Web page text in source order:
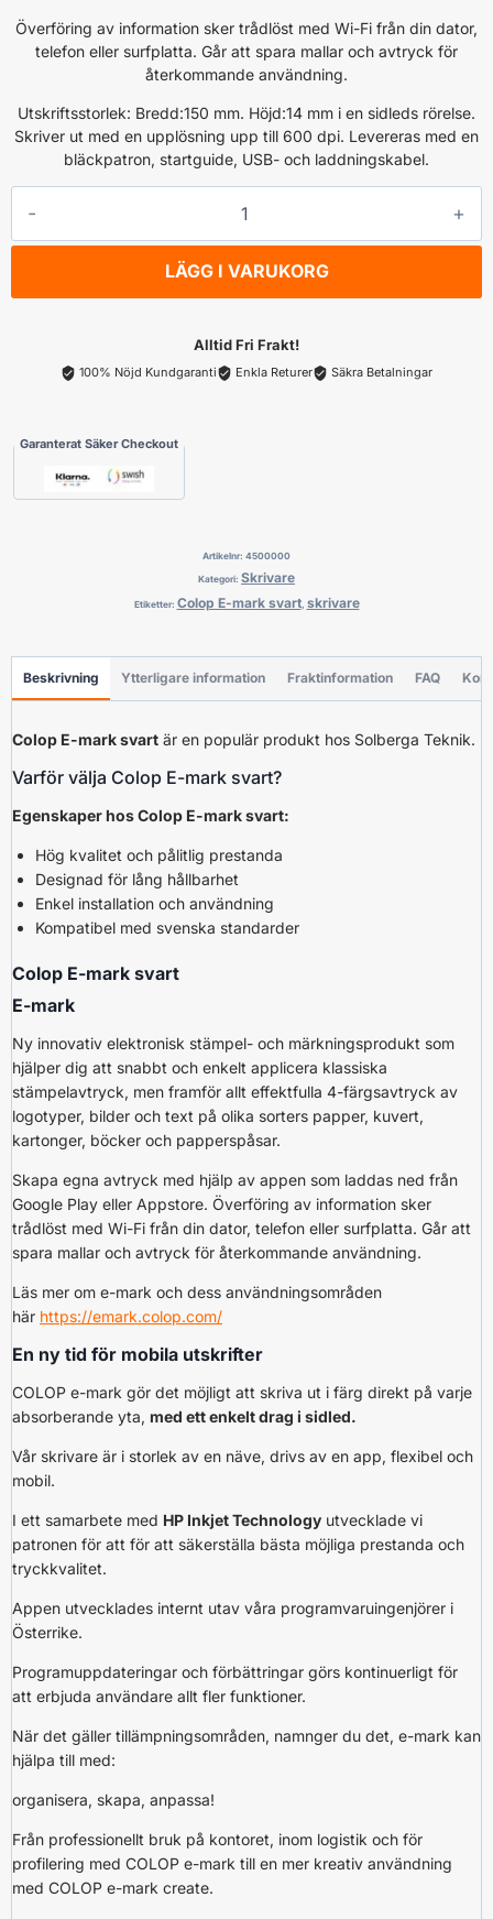
Överföring av information sker trådlöst med Wi-Fi från din dator,
telefon eller surfplatta. Går att spara mallar och avtryck för
återkommande användning.
Utskriftsstorlek: Bredd:150 mm. Höjd:14 mm i en sidleds rörelse.
Skriver ut med en upplösning upp till 600 dpi. Levereras med en
bläckpatron, startguide, USB- och laddningskabel.
svart
LÄGG I VARUKORG
Alltid Fri Frakt!
100% Nöjd Kundgaranti Enkla Returer Säkra Betalningar
Garanterat Säker Checkout
Artikelnr: 4500000
Kategori: Skrivare
Etiketter: Colop E-mark svart, skrivare
Beskrivning Ytterligare information Fraktinformation FAQ
Colop E-mark svart är en populär produkt hos Solberga Teknik.
Varför välja Colop E-mark svart?
Egenskaper hos Colop E-mark svart:
Hög kvalitet och pålitlig prestanda
Designad för lång hållbarhet
Enkel installation och användning
Kompatibel med svenska standarder
Colop E-mark svart
E-mark
Ny innovativ elektronisk stämpel- och märkningsprodukt som
hjälper dig att snabbt och enkelt applicera klassiska
stämpelavtryck, men framför allt effektfulla 4-färgsavtryck av
logotyper, bilder och text på olika sorters papper, kuvert,
kartonger, böcker och papperspåsar.
Skapa egna avtryck med hjälp av appen som laddas ned från
Google Play eller Appstore. Överföring av information sker
trådlöst med Wi-Fi från din dator, telefon eller surfplatta. Går att
spara mallar och avtryck för återkommande användning.
Läs mer om e-mark och dess användningsområden
här https://emark.colop.com/
En ny tid för mobila utskrifter
COLOP e-mark gör det möjligt att skriva ut i färg direkt på varje
absorberande yta, med ett enkelt drag i sidled.
Vår skrivare är i storlek av en näve, drivs av en app, flexibel och
mobil.
I ett samarbete med HP Inkjet Technology utvecklade vi
patronen för att för att säkerställa bästa möjliga prestanda och
tryckkvalitet.
Appen utvecklades internt utav våra programvaruingenjörer i
Österrike.
Programuppdateringar och förbättringar görs kontinuerligt för
att erbjuda användare allt fler funktioner.
När det gäller tillämpningsområden, namnger du det, e-mark kan
hjälpa till med:
organisera, skapa, anpassa!
Från professionellt bruk på kontoret, inom logistik och för
profilering med COLOP e-mark till en mer kreativ användning
med COLOP e-mark create.